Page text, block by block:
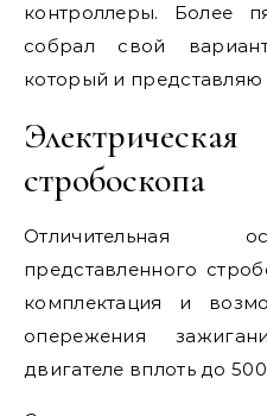
контроллеры. Более
собрал свой
который и
стробоскопа
Отличительная
представленного
комплектация и
опережения
двигателе вплоть до